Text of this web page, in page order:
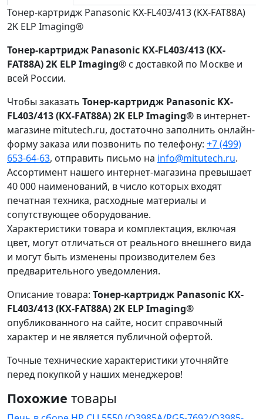
Тонер-картридж Panasonic KX-FL403/413 (KX-FAT88А)
2K ELP Imaging®
Тонер-картридж Panasonic KX-FL403/413 (KX-
FAT88А) 2K ELP Imaging® с доставкой по Москве и
всей России.
Чтобы заказать Тонер-картридж Panasonic KX-
FL403/413 (KX-FAT88А) 2K ELP Imaging® в интернет-
магазине mitutech.ru, достаточно заполнить онлайн-
форму заказа или позвонить по телефону: +7 (499)
653-64-63, отправить письмо на info@mitutech.ru.
Ассортимент нашего интернет-магазина превышает
40 000 наименований, в число которых входят
печатная техника, расходные материалы и
сопутствующее оборудование.
Характеристики товара и комплектация, включая
цвет, могут отличаться от реального внешнего вида
и могут быть изменены производителем без
предварительного уведомления.
Описание товара: Тонер-картридж Panasonic KX-
FL403/413 (KX-FAT88А) 2K ELP Imaging®
опубликованного на сайте, носит справочный
характер и не является публичной офертой.
Точные технические характеристики уточняйте
перед покупкой у наших менеджеров!
Похожие товары